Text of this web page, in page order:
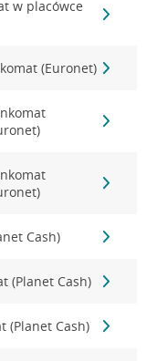
w placówce
(Euronet)
Cash)
(Planet Cash)
(Planet Cash)